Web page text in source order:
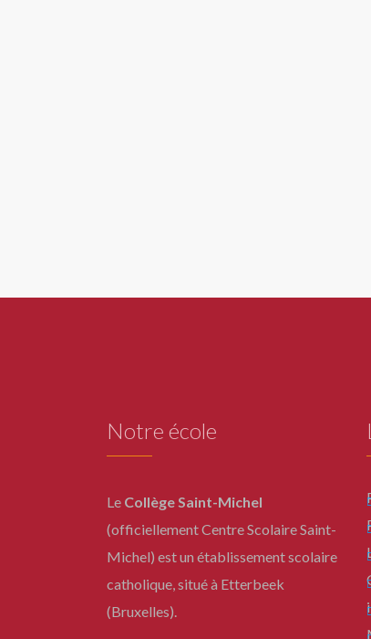
Notre école
Le Collège Saint-Michel
(officiellement Centre Scolaire Saint-
Michel) est un établissement scolaire
catholique, situé à Etterbeek
(Bruxelles).